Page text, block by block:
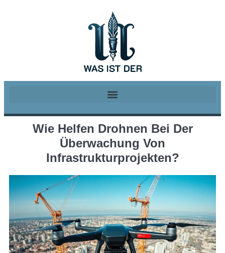
Wie Helfen Drohnen Bei Der
Überwachung Von
Infrastrukturprojekten?